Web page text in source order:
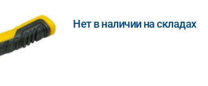
Нет в наличии на складах